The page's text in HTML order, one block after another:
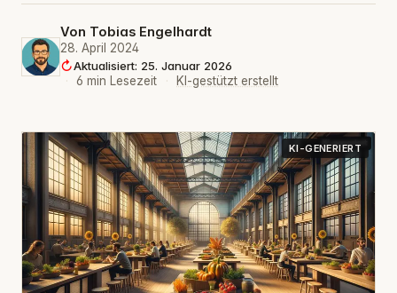
Von Tobias Engelhardt
28. April 2024
Aktualisiert: 25. Januar 2026
·
6 min Lesezeit · KI-gestützt erstellt
KI-GENERIERT